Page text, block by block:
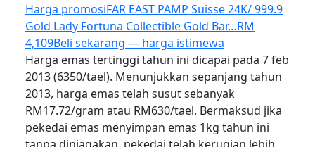
Harga promosiFAR EAST PAMP Suisse 24K/ 999.9
Gold Lady Fortuna Collectible Gold Bar…RM
4,109Beli sekarang — harga istimewa
Harga emas tertinggi tahun ini dicapai pada 7 feb
2013 (6350/tael). Menunjukkan sepanjang tahun
2013, harga emas telah susut sebanyak
RM17.72/gram atau RM630/tael. Bermaksud jika
pekedai emas menyimpan emas 1kg tahun ini